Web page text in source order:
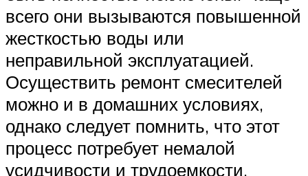
всего они вызываются повышенной
жесткостью воды или
неправильной эксплуатацией.
Осуществить ремонт смесителей
можно и в домашних условиях,
однако следует помнить, что этот
процесс потребует немалой
усидчивости и трудоемкости.